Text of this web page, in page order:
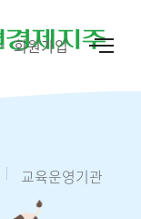
회원가입
교육운영기관